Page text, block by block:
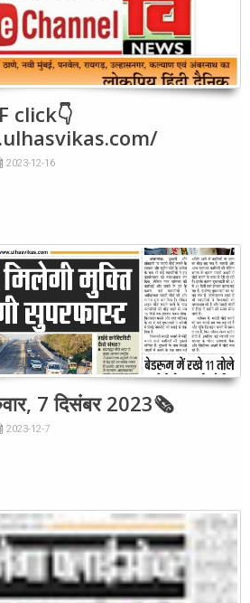
click👇
2023-12-16
7 दिसंबर 2023🗞
2023-12-7